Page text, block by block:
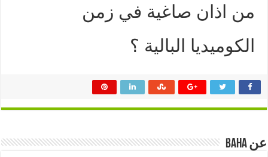
من اذان صاغية في زمن
الكوميديا البالية ؟
عن Baha